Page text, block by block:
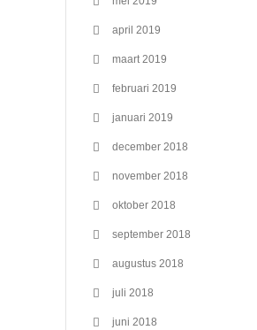
april 2019
maart 2019
februari 2019
januari 2019
december 2018
november 2018
oktober 2018
september 2018
augustus 2018
juli 2018
juni 2018